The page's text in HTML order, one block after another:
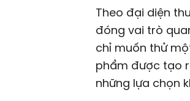
Theo đại diện
đóng vai trò
chỉ muốn thử
phẩm được tạo
những lựa chọn